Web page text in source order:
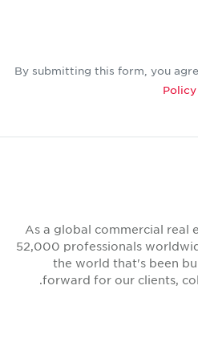
By submitting this form, you
Policy
As a global commercial real
52,000 professionals
the world that's been
forward for our clients,